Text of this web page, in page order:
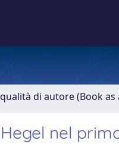
di autore (Book
nel